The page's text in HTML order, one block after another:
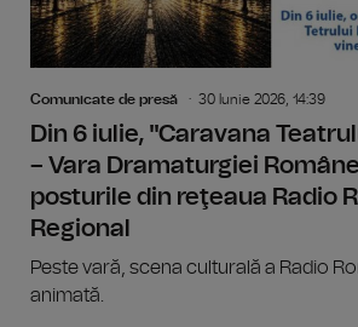
Comunicate de presă 30 Iunie 2026, 14:39
Din 6 iulie, "Caravana
– Vara Dramaturgiei
posturile din reţeaua Radio
Regional
Peste vară, scena culturală a Radio
animată.